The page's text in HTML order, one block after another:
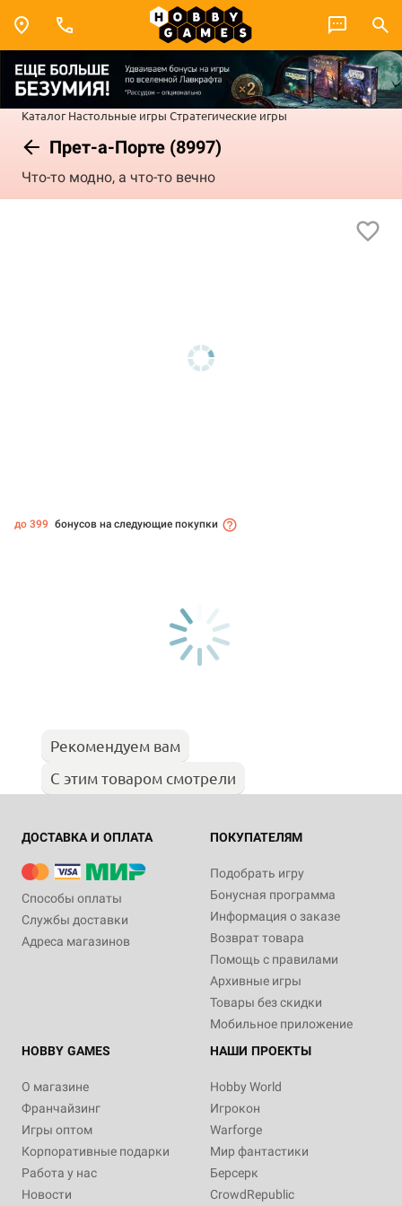
Каталог Настольные игры Стратегические игры
Прет-а-Порте (8997)
Что-то модно, а что-то вечно
до 399 бонусов на следующие покупки
Рекомендуем вам
С этим товаром смотрели
ДОСТАВКА И ОПЛАТА
Способы оплаты
Службы доставки
Адреса магазинов
ПОКУПАТЕЛЯМ
Подобрать игру
Бонусная программа
Информация о заказе
Возврат товара
Помощь с правилами
Архивные игры
Товары без скидки
Мобильное приложение
HOBBY GAMES
О магазине
Франчайзинг
Игры оптом
Корпоративные подарки
Работа у нас
Новости
НАШИ ПРОЕКТЫ
Hobby World
Игрокон
Warforge
Мир фантастики
Берсерк
CrowdRepublic